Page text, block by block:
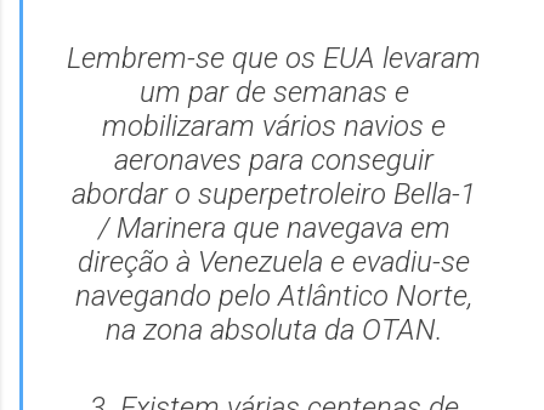
Lembrem-se que os EUA levaram
um par de semanas e
mobilizaram vários navios e
aeronaves para conseguir
abordar o superpetroleiro Bella-1
/ Marinera que navegava em
direção à Venezuela e evadiu-se
navegando pelo Atlântico Norte,
na zona absoluta da OTAN.